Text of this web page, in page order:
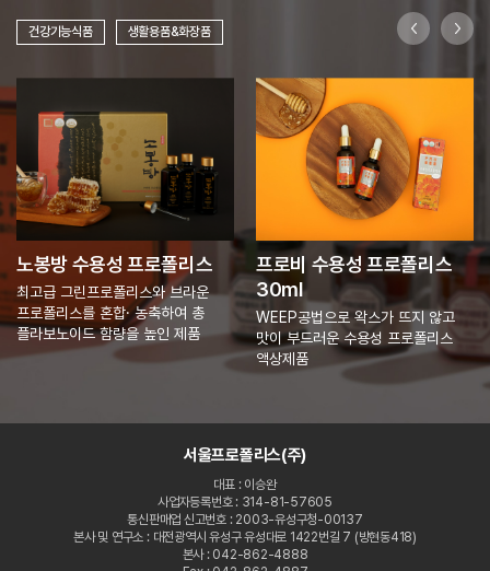
건강기능식품 생활용품&화장품
노봉방 수용성 프로폴리스
최고급 그린프로폴리스와 브라운
프로폴리스를 혼합· 농축하여 총
플라보노이드 함량을 높인 제품
프로비 수용성 프로폴리스
30ml
WEEP공법으로 왁스가 뜨지 않고
맛이 부드러운 수용성 프로폴리스
액상제품
서울프로폴리스(주)
대표 : 이승완
사업자등록번호 : 314-81-57605
통신판매업 신고번호 : 2003-유성구청-00137
본사 및 연구소 : 대전광역시 유성구 유성대로 1422번길 7 (방현동418)
본사 : 042-862-4888